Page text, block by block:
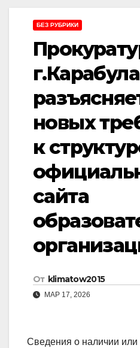
БЕЗ РУБРИКИ
новых
к
сайта
От klimatow2015
МАР 17, 2026
Сведения о наличии или